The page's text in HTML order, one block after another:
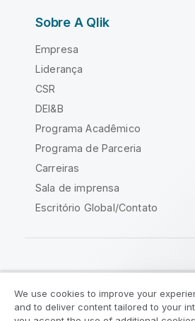
Sobre A Qlik
Empresa
Liderança
CSR
DEI&B
Programa Acadêmico
Programa de Parceria
Carreiras
Sala de imprensa
Escritório Global/Contato
Acordos legais Termos do
We use cookies to improve your
and to deliver content tailored to your